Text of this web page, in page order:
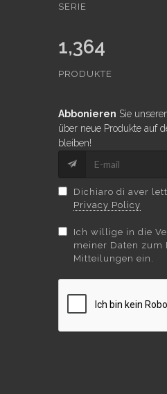
SERIE
1,364
PRODUKTE
Abbonieren Sie
über neue Produkte auf
bleiben!
Dichiaro di aver
Privacy Policy
Ich willige in die
meiner Daten
Mitteilungen ein.